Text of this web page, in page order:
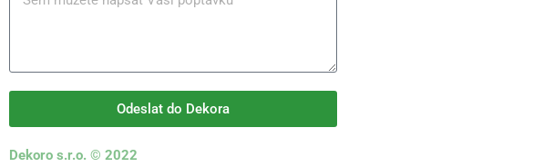
Odeslat do Dekora
Dekoro s.r.o. © 2022